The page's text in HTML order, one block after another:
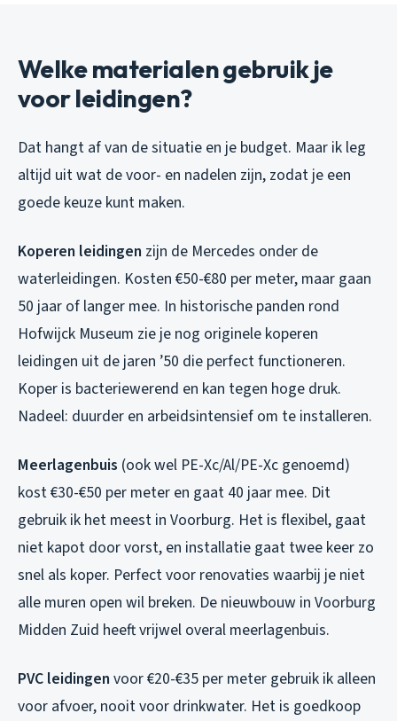
Welke materialen gebruik je
voor leidingen?
Dat hangt af van de situatie en je budget. Maar ik leg
altijd uit wat de voor- en nadelen zijn, zodat je een
goede keuze kunt maken.
Koperen leidingen zijn de Mercedes onder de
waterleidingen. Kosten €50-€80 per meter, maar gaan
50 jaar of langer mee. In historische panden rond
Hofwijck Museum zie je nog originele koperen
leidingen uit de jaren ’50 die perfect functioneren.
Koper is bacteriewerend en kan tegen hoge druk.
Nadeel: duurder en arbeidsintensief om te installeren.
Meerlagenbuis (ook wel PE-Xc/Al/PE-Xc genoemd)
kost €30-€50 per meter en gaat 40 jaar mee. Dit
gebruik ik het meest in Voorburg. Het is flexibel, gaat
niet kapot door vorst, en installatie gaat twee keer zo
snel als koper. Perfect voor renovaties waarbij je niet
alle muren open wil breken. De nieuwbouw in Voorburg
Midden Zuid heeft vrijwel overal meerlagenbuis.
PVC leidingen voor €20-€35 per meter gebruik ik alleen
voor afvoer, nooit voor drinkwater. Het is goedkoop